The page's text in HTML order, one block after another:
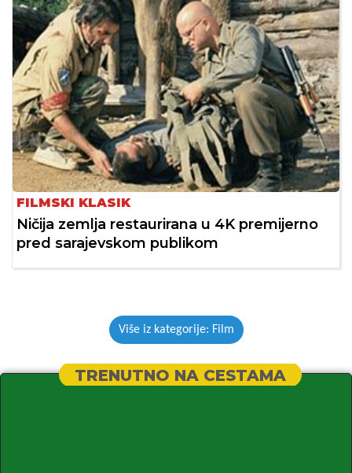
FILMSKI KLASIK
Ničija zemlja restaurirana u 4K premijerno
pred sarajevskom publikom
Više iz kategorije: Film
TRENUTNO NA CESTAMA